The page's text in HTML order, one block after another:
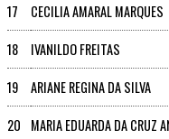
17
CECILIA AMARAL MARQUES
18
IVANILDO FREITAS
19
ARIANE REGINA DA SILVA
20
MARIA EDUARDA DA CRUZ